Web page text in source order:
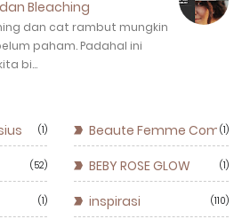
Bleaching
dan cat rambut mungkin
paham. Padahal ini
bi…
1 Beaute Femme 1
52 BEBY ROSE GLOW 1
1 inspirasi 110